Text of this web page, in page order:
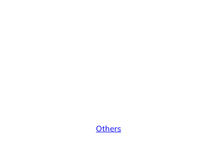
Others